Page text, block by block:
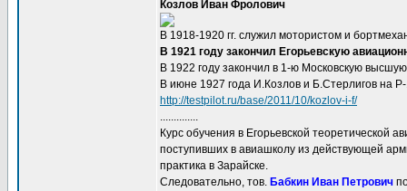
Козлов Иван Фролович
В 1918-1920 гг. служил мотористом и
В 1921 году закончил Егорьевскую
В 1922 году закончил в 1-ю Московскую
В июне 1927 года И.Козлов и Б.Стерлигов на
http://testpilot.ru/base/2011/10/kozlov-i-f/
..............
Курс обучения в Егорьевской теоретической
поступивших в авиашколу из действующей
практика в Зарайске.
Следовательно, тов. Бабкин Иван Петрович